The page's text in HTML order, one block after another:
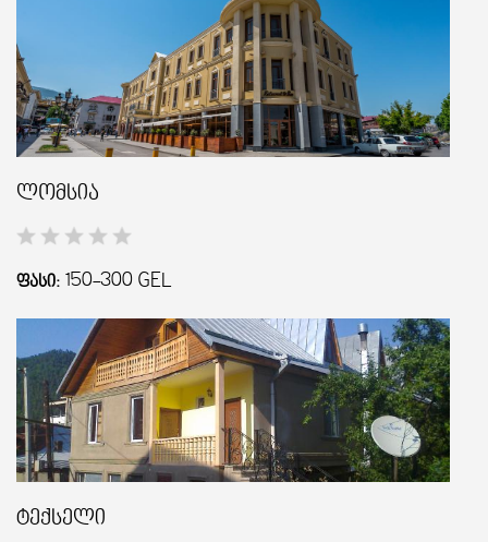
ლომსია
ᲤᲐᲡᲘ: 150-300 GEL
ტექსელი